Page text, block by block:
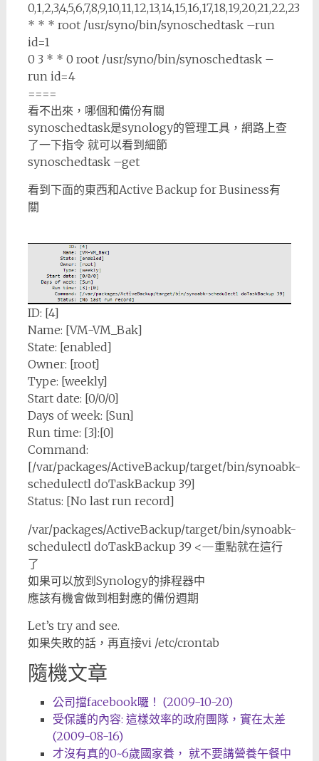
0,1,2,3,4,5,6,7,8,9,10,11,12,13,14,15,16,17,18,19,20,21,22,23
* * * root /usr/syno/bin/synoschedtask –run
id=1
0 3 * * 0 root /usr/syno/bin/synoschedtask –
run id=4
====
看不出來，哪個和備份有關
synoschedtask是synology的管理工具，網路上查
了一下指令 就可以看到細節
synoschedtask –get
看到下面的東西和Active Backup for Business有
關
ID: [4]
Name: [VM-VM_Bak]
State: [enabled]
Owner: [root]
Type: [weekly]
Start date: [0/0/0]
Days of week: [Sun]
Run time: [3]:[0]
Command:
[/var/packages/ActiveBackup/target/bin/synoabk-
schedulectl doTaskBackup 39]
Status: [No last run record]
/var/packages/ActiveBackup/target/bin/synoabk-
schedulectl doTaskBackup 39 <—重點就在這行
了
如果可以放到Synology的排程器中
應該有機會做到相對應的備份週期
Let’s try and see.
如果失敗的話，再直接vi /etc/crontab
隨機文章
公司擋facebook囉！ (2009-10-20)
受保護的內容: 這樣效率的政府團隊，實在太差
(2009-08-16)
才沒有真的0~6歲國家養， 就不要講營養午餐中